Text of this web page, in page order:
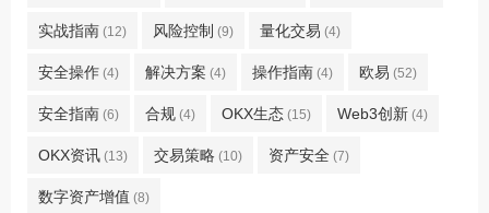
实战指南 (12) 风险控制 (9) 量化交易 (4)
安全操作 (4) 解决方案 (4) 操作指南 (4) 欧易 (52)
安全指南 (6) 合规 (4) OKX生态 (15) Web3创新 (4)
OKX资讯 (13) 交易策略 (10) 资产安全 (7)
数字资产增值 (8)